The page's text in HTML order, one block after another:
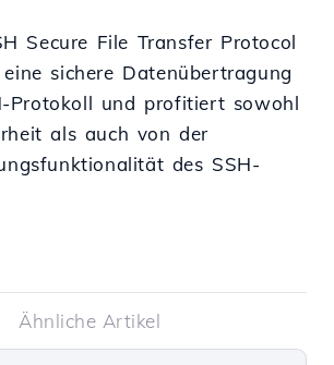
Secure File Transfer Protocol
sichere Datenübertragung
Protokoll und profitiert sowohl
als auch von der
des SSH-
Ähnliche Artikel